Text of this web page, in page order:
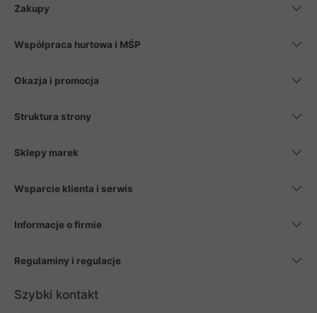
wentylatory. Na koniec mając już to wszystko, możesz
Zakupy
Współpraca hurtowa i MŚP
Okazja i promocja
Struktura strony
Sklepy marek
Wsparcie klienta i serwis
Informacje o firmie
Regulaminy i regulacje
Szybki kontakt